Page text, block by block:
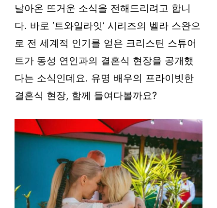
날아온 뜨거운 소식을 전해드리려고 합니
다. 바로 ‘트와일라잇’ 시리즈의 벨라 스완으
로 전 세계적 인기를 얻은 크리스틴 스튜어
트가 동성 연인과의 결혼식 현장을 공개했
다는 소식인데요. 유명 배우의 프라이빗한
결혼식 현장, 함께 들여다볼까요?